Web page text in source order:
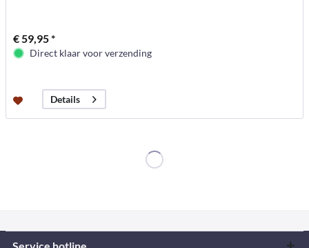
€ 59,95 *
Direct klaar voor verzending
Details